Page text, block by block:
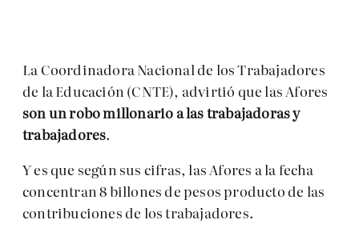
La Coordinadora Nacional de los Trabajadores
de la Educación (CNTE), advirtió que las Afores
son un robo millonario a las trabajadoras y
trabajadores.
Y es que según sus cifras, las Afores a la fecha
concentran 8 billones de pesos producto de las
contribuciones de los trabajadores.